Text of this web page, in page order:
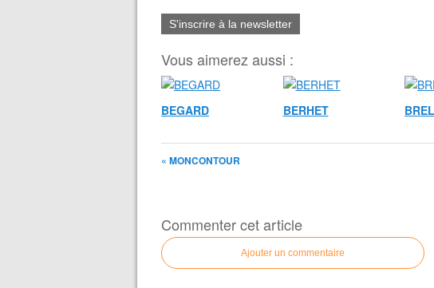
S'inscrire à la newsletter
Vous aimerez aussi :
BEGARD BERHET
« MONCONTOUR
Commenter cet article
Ajouter un commentaire